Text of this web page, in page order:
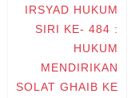
IRSYAD HUKUM
SIRI KE- 484 :
HUKUM
MENDIRIKAN
SOLAT GHAIB KE